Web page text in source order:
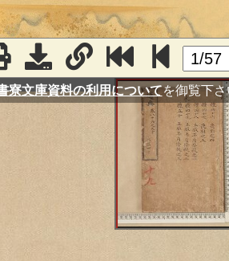
寮文庫資料の利用についてを御覧下さ